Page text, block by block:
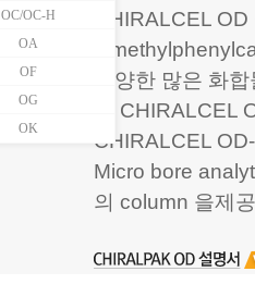
OC/OC-H
OA
OF
OG
OK
CHIRALCEL
다양한 많은 화
서 CHIRALCEL
CHIRALCEL
Micro bore
의 column 을제